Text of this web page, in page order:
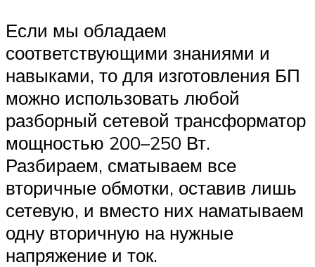
Если мы обладаем
соответствующими знаниями и
навыками, то для изготовления БП
можно использовать любой
разборный сетевой трансформатор
мощностью 200–250 Вт.
Разбираем, сматываем все
вторичные обмотки, оставив лишь
сетевую, и вместо них наматываем
одну вторичную на нужные
напряжение и ток.